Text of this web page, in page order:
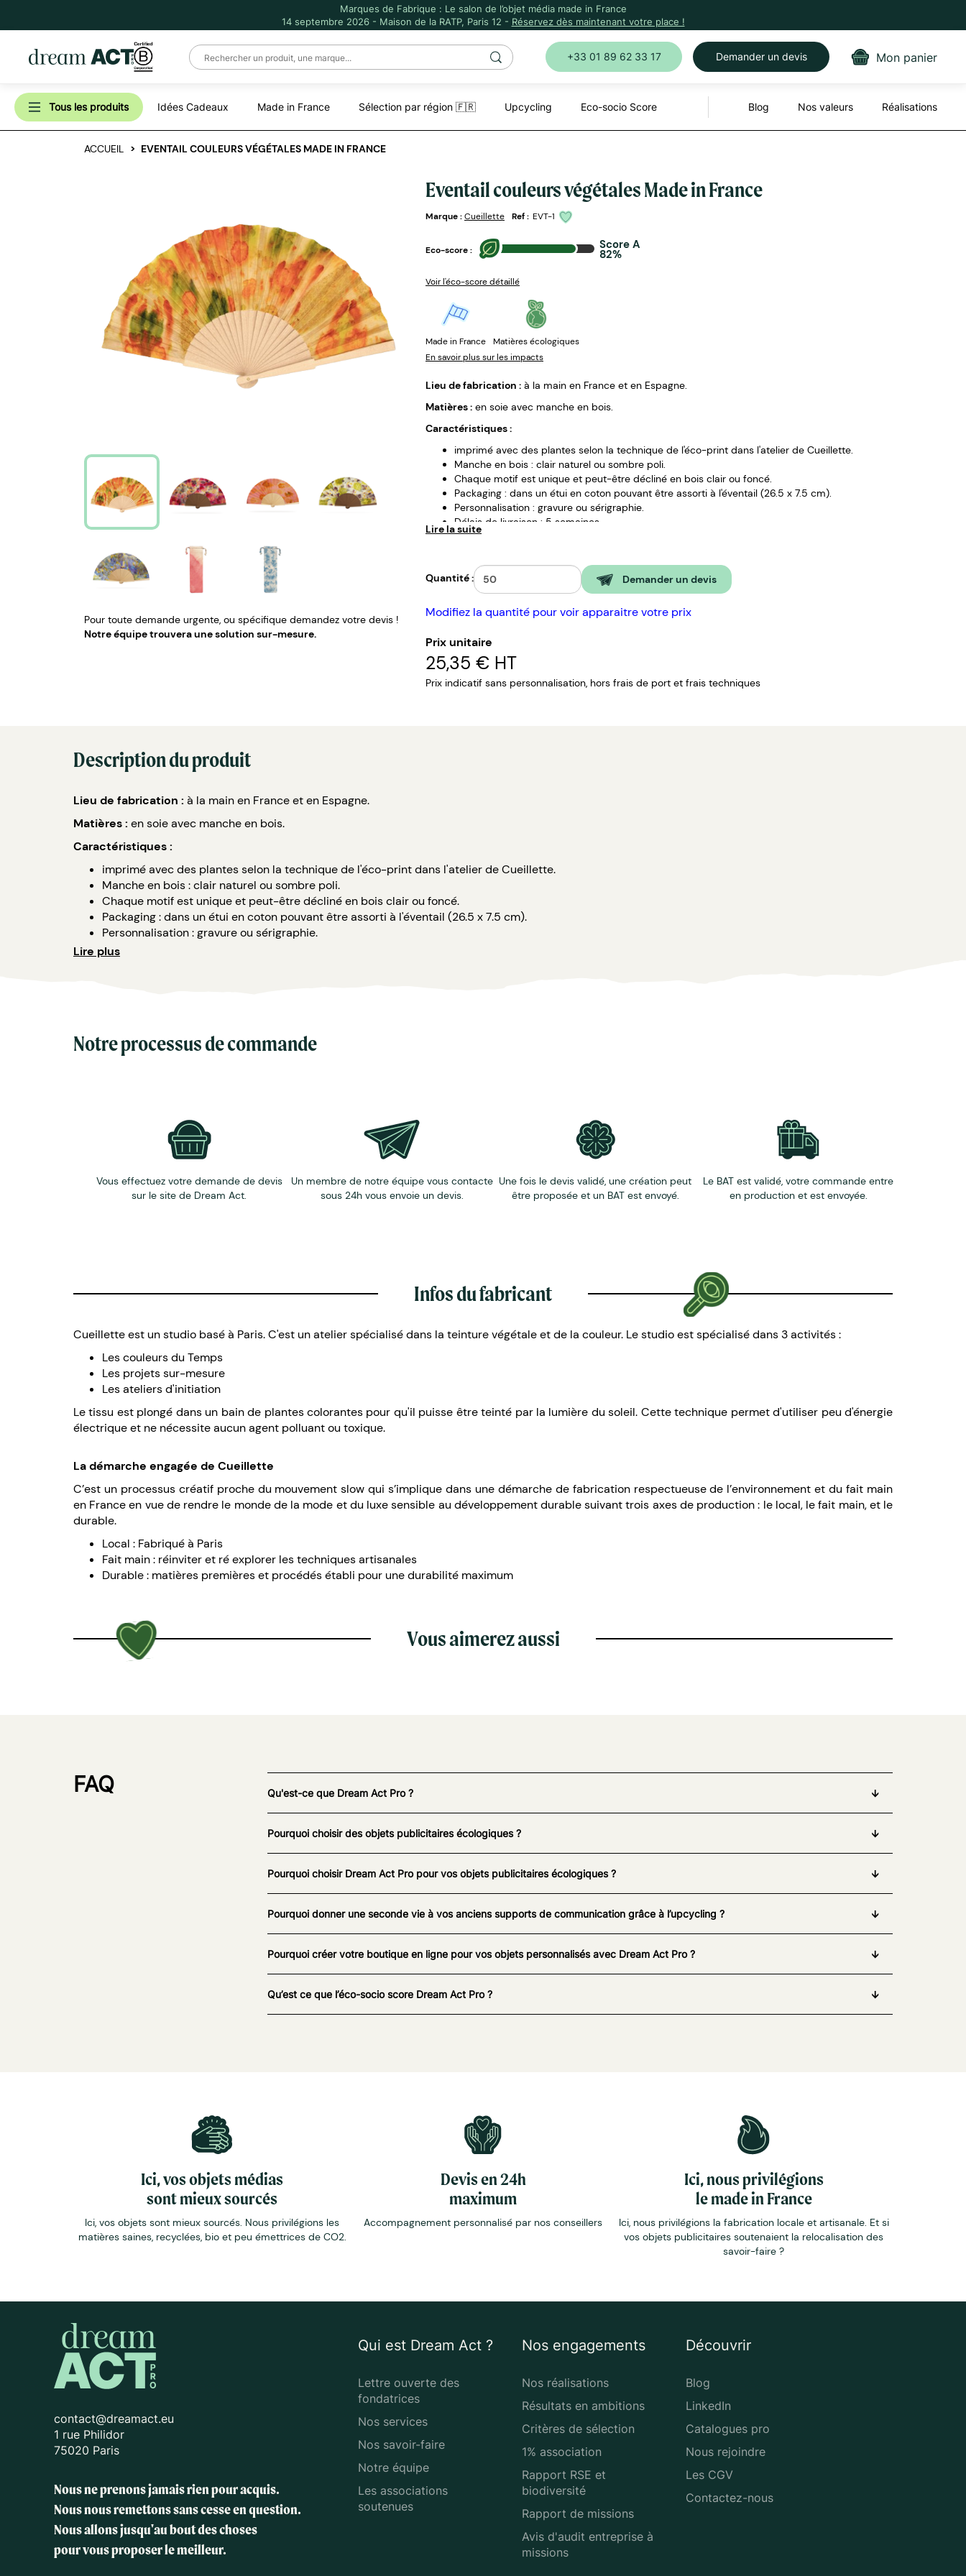
Marques de Fabrique : Le salon de l’objet média made in France
14 septembre 2026 - Maison de la RATP, Paris 12 - Réservez dès maintenant votre place !
+33 01 89 62 33 17 Demander un devis Mon panier
Tous les produits Idées Cadeaux Made in France Sélection par région 🇫🇷 Upcycling Eco-socio Score Blog Nos valeurs Réalisations
ACCUEIL EVENTAIL COULEURS VÉGÉTALES MADE IN FRANCE
Pour toute demande urgente, ou spécifique demandez votre devis !
Notre équipe trouvera une solution sur-mesure.
Eventail couleurs végétales Made in France
Marque :Cueillette Ref : EVT-1
Eco-score : Score A
82%
Voir l'éco-score détaillé
Made in France
Matières écologiques
En savoir plus sur les impacts
Lieu de fabrication : à la main en France et en Espagne.
Matières : en soie avec manche en bois.
Caractéristiques :
imprimé avec des plantes selon la technique de l'éco-print dans l'atelier de Cueillette.
Manche en bois : clair naturel ou sombre poli.
Chaque motif est unique et peut-être décliné en bois clair ou foncé.
Packaging : dans un étui en coton pouvant être assorti à l'éventail (26.5 x 7.5 cm).
Personnalisation : gravure ou sérigraphie.
Délais de livraison : 5 semaines.
Lire la suite
Quantité : Demander un devis
Modifiez la quantité pour voir apparaitre votre prix
Prix unitaire
25,35 € HT
Prix indicatif sans personnalisation, hors frais de port et frais techniques
Description du produit
Lieu de fabrication : à la main en France et en Espagne.
Matières : en soie avec manche en bois.
Caractéristiques :
imprimé avec des plantes selon la technique de l'éco-print dans l'atelier de Cueillette.
Manche en bois : clair naturel ou sombre poli.
Chaque motif est unique et peut-être décliné en bois clair ou foncé.
Packaging : dans un étui en coton pouvant être assorti à l'éventail (26.5 x 7.5 cm).
Personnalisation : gravure ou sérigraphie.
Délais de livraison : 5 semaines.
Lire plus
Notre processus de commande
Vous effectuez votre demande de devis
sur le site de Dream Act.
Un membre de notre équipe vous contacte
sous 24h vous envoie un devis.
Une fois le devis validé, une création peut
être proposée et un BAT est envoyé.
Le BAT est validé, votre commande entre
en production et est envoyée.
Infos du fabricant
Cueillette est un studio basé à Paris. C'est un atelier spécialisé dans la teinture végétale et de la couleur. Le studio est spécialisé dans 3 activités :
Les couleurs du Temps
Les projets sur-mesure
Les ateliers d'initiation
Le tissu est plongé dans un bain de plantes colorantes pour qu'il puisse être teinté par la lumière du soleil. Cette technique permet d'utiliser peu d'énergie
électrique et ne nécessite aucun agent polluant ou toxique.
La démarche engagée de Cueillette
C’est un processus créatif proche du mouvement slow qui s’implique dans une démarche de fabrication respectueuse de l’environnement et du fait main
en France en vue de rendre le monde de la mode et du luxe sensible au développement durable suivant trois axes de production : le local, le fait main, et le
durable.
Local : Fabriqué à Paris
Fait main : réinviter et ré explorer les techniques artisanales
Durable : matières premières et procédés établi pour une durabilité maximum
Vous aimerez aussi
FAQ Qu'est-ce que Dream Act Pro ?
Pourquoi choisir des objets publicitaires écologiques ?
Pourquoi choisir Dream Act Pro pour vos objets publicitaires écologiques ?
Pourquoi donner une seconde vie à vos anciens supports de communication grâce à l’upcycling ?
Pourquoi créer votre boutique en ligne pour vos objets personnalisés avec Dream Act Pro ?
Qu’est ce que l’éco-socio score Dream Act Pro ?
Ici, vos objets médias
sont mieux sourcés
Ici, vos objets sont mieux sourcés. Nous privilégions les
matières saines, recyclées, bio et peu émettrices de CO2.
Devis en 24h
maximum
Accompagnement personnalisé par nos conseillers
Ici, nous privilégions
le made in France
Ici, nous privilégions la fabrication locale et artisanale. Et si
vos objets publicitaires soutenaient la relocalisation des
savoir-faire ?
contact@dreamact.eu
1 rue Philidor
75020 Paris
Nous ne prenons jamais rien pour acquis.
Nous nous remettons sans cesse en question.
Nous allons jusqu'au bout des choses
pour vous proposer le meilleur.
Qui est Dream Act ?
Lettre ouverte des
fondatrices
Nos services
Nos savoir-faire
Notre équipe
Les associations
soutenues
Nos engagements
Nos réalisations
Résultats en ambitions
Critères de sélection
1% association
Rapport RSE et
biodiversité
Rapport de missions
Avis d'audit entreprise à
missions
Découvrir
Blog
LinkedIn
Catalogues pro
Nous rejoindre
Les CGV
Contactez-nous